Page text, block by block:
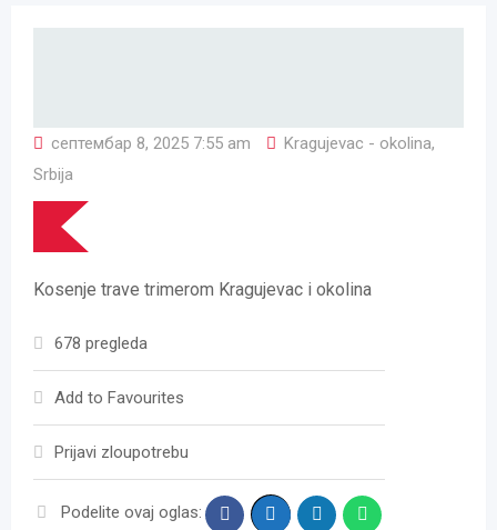
септембар 8, 2025 7:55 am Kragujevac - okolina,
Srbija
Kosenje trave trimerom Kragujevac i okolina
678 pregleda
Add to Favourites
Prijavi zloupotrebu
Podelite ovaj oglas: